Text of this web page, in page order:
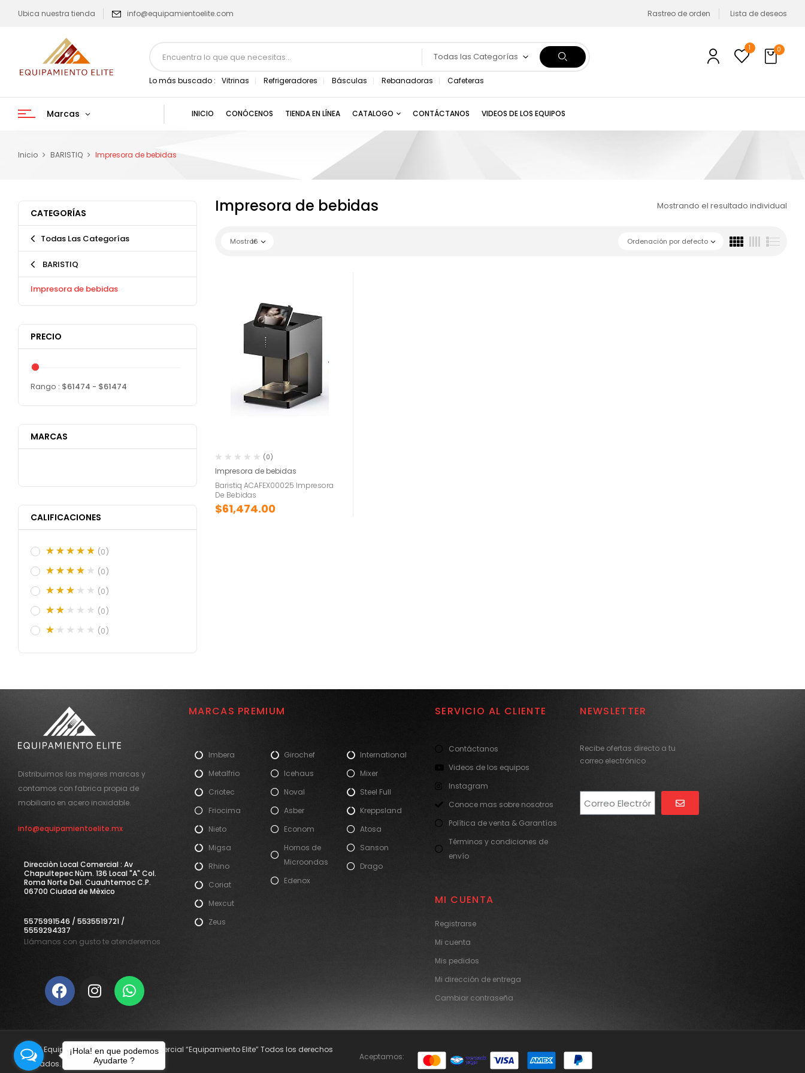
Ubica nuestra tienda info@equipamientoelite.com Rastreo de orden Lista de deseos
Todas las Categorías
Lo más buscado : Vitrinas Refrigeradores Básculas Rebanadoras Cafeteras
1 0
Marcas INICIO CONÓCENOS TIENDA EN LÍNEA CATALOGO CONTÁCTANOS VIDEOS DE LOS EQUIPOS
Inicio BARISTIQ Impresora de bebidas
CATEGORÍAS
Todas Las Categorías
BARISTIQ
Impresora de bebidas
PRECIO
Rango : $61474 - $61474
MARCAS
CALIFICACIONES
(0)
(0)
(0)
(0)
(0)
Impresora de bebidas Mostrando el resultado individual
Ordenación por defecto
Mostrar
16
(0)
Impresora de bebidas
Baristiq ACAFEX00025 Impresora
De Bebidas
$61,474.00
Distribuimos las mejores marcas y
contamos con fabrica propia de
mobiliario en acero inoxidable.
info@equipamientoelite.mx
Direcciòn Local Comercial : Av
Chapultepec Nùm. 136 Local "A" Col.
Roma Norte Del. Cuauhtemoc C.P.
06700 Ciudad de Mèxico
5575991546 / 5535519721 /
5559294337
Llámanos con gusto te atenderemos
MARCAS PREMIUM
Imbera
Metalfrio
Criotec
Friocima
Nieto
Migsa
Rhino
Coriat
Mexcut
Zeus
Girochef
Icehaus
Noval
Asber
Econom
Hornos de
Microondas
Edenox
International
Mixer
Steel Full
Kreppsland
Atosa
Sanson
Drago
SERVICIO AL CLIENTE
Contáctanos
Videos de los equipos
Instagram
Conoce mas sobre nosotros
Política de venta & Garantías
Términos y condiciones de
envío
MI CUENTA
Registrarse
Mi cuenta
Mis pedidos
Mi dirección de entrega
Cambiar contraseña
NEWSLETTER
Recibe ofertas directo a tu
correo electrónico
© 2021 Equipamiento Elite. Nombre Comercial “Equipamiento Elite” Todos los derechos
reservados.
Aceptamos:
¡Hola! en que podemos
Ayudarte ?